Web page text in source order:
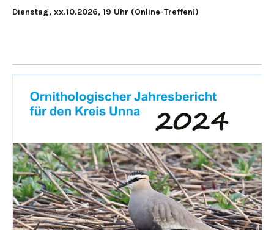
Dienstag, xx.10.2026, 19 Uhr (Online-Treffen!)